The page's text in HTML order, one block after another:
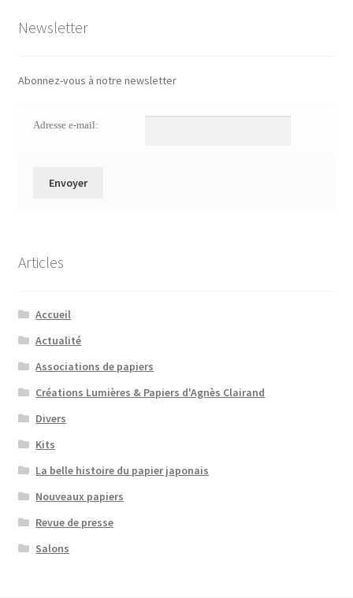
Newsletter
Abonnez-vous à notre newsletter
Adresse e-mail:
Articles
Accueil
Actualité
Associations de papiers
Créations Lumières & Papiers d'Agnès Clairand
Divers
Kits
La belle histoire du papier japonais
Nouveaux papiers
Revue de presse
Salons